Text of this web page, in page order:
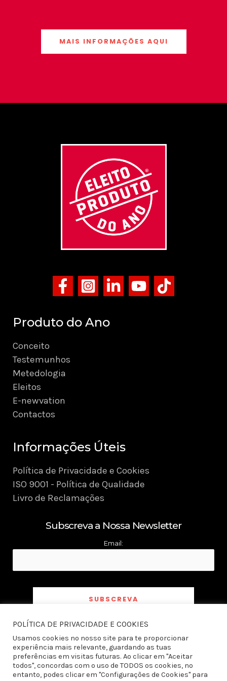
MAIS INFORMAÇÕES AQUI
Produto do Ano
Conceito
Testemunhos
Metedologia
Eleitos
E-newvation
Contactos
Informações Úteis
Política de Privacidade e Cookies
ISO 9001 - Política de Qualidade
Livro de Reclamações
Subscreva a Nossa Newsletter
Email:
Ao subscrever a newsletter declaro ter tomado conhecimento e aceito a
de Privacidade
POLÍTICA DE PRIVACIDADE E COOKIES
Usamos cookies no nosso site para te proporcionar
experiência mais relevante, guardando as tuas
preferências em visitas futuras. Ao clicar em "Aceitar
todos", concordas com o uso de TODOS os cookies, no
entanto, podes clicar em "Configurações de Cookies" para